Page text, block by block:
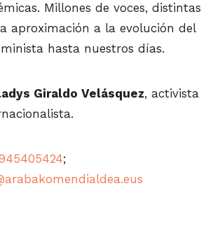
Millones de voces, distintas
aproximación a la evolución del
hasta nuestros días.
Giraldo Velásquez, activista
;